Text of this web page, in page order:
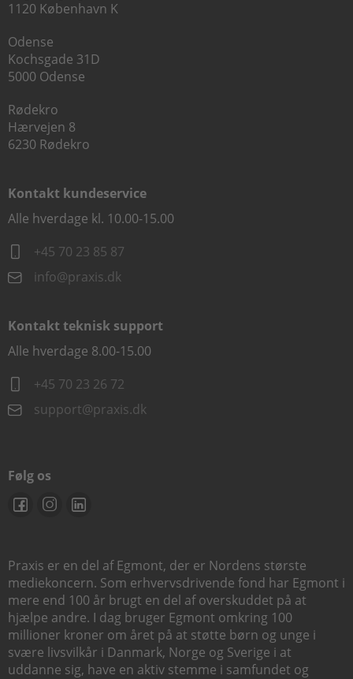
1120 København K
Odense
Kochsgade 31D
5000 Odense
Rødekro
Hærvejen 8
6230 Rødekro
Kontakt kundeservice
Alle hverdage kl. 10.00-15.00
+45 70 23 85 87
info@praxis.dk
Kontakt teknisk support
Alle hverdage 8.00-15.00
+45 70 23 26 72
support@praxis.dk
Følg os
Praxis er en del af Egmont, der er Nordens største
mediekoncern. Som erhvervsdrivende fond har Egmont i
mere end 100 år brugt en del af overskuddet på at
hjælpe andre. I dag bruger Egmont omkring 100
millioner kroner om året på at støtte børn og unge i
svære livsvilkår i Danmark, Norge og Sverige i at
uddanne sig, have en aktiv stemme i samfundet og